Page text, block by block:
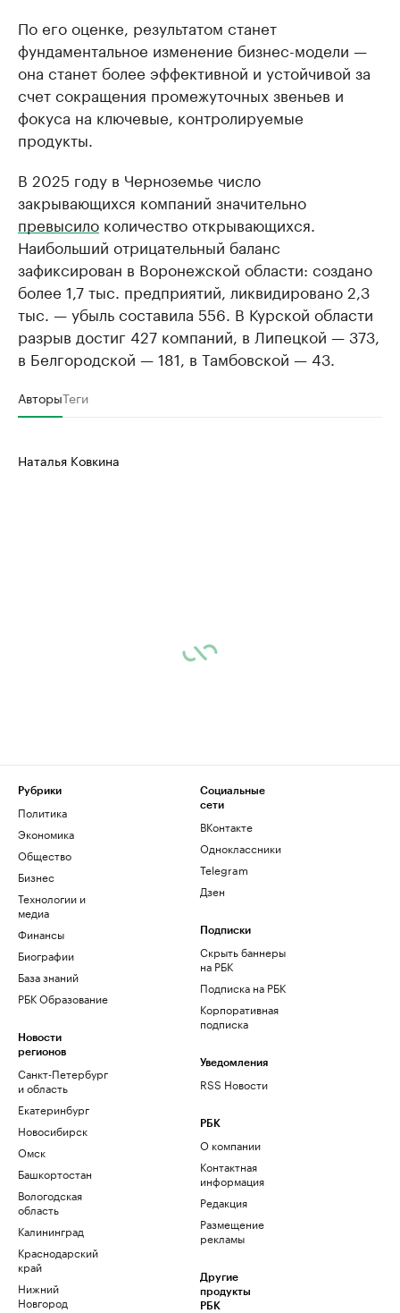
По его оценке, результатом станет
фундаментальное изменение бизнес-модели —
она станет более эффективной и устойчивой за
счет сокращения промежуточных звеньев и
фокуса на ключевые, контролируемые
продукты.
В 2025 году в Черноземье число
закрывающихся компаний значительно
превысило количество открывающихся.
Наибольший отрицательный баланс
зафиксирован в Воронежской области: создано
более 1,7 тыс. предприятий, ликвидировано 2,3
тыс. — убыль составила 556. В Курской области
разрыв достиг 427 компаний, в Липецкой — 373,
в Белгородской — 181, в Тамбовской — 43.
АвторыТеги
Наталья Ковкина
Рубрики
Политика
Экономика
Общество
Бизнес
Технологии и
медиа
Финансы
Биографии
База знаний
РБК Образование
Новости
регионов
Санкт-Петербург
и область
Екатеринбург
Новосибирск
Омск
Башкортостан
Вологодская
область
Калининград
Краснодарский
край
Нижний
Новгород
Социальные
сети
ВКонтакте
Одноклассники
Telegram
Дзен
Подписки
Скрыть баннеры
на РБК
Подписка на РБК
Корпоративная
подписка
Уведомления
RSS Новости
РБК
О компании
Контактная
информация
Редакция
Размещение
рекламы
Другие
продукты
РБК